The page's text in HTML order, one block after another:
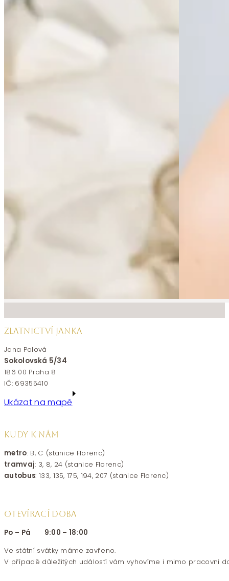
ZLATNICTVÍ JANKA
Jana Polová
Sokolovská 5/34
186 00 Praha 8
IČ: 69355410
Ukázat na mapě
KUDY K NÁM
metro: B, C (stanice Florenc)
tramvaj: 3, 8, 24 (stanice Florenc)
autobus: 133, 135, 175, 194, 207 (stanice Florenc)
OTEVÍRACÍ DOBA
Po – Pá 9:00 – 18:00
Ve státní svátky máme zavřeno.
V případě důležitých událostí vám vyhovíme i mimo pracovní